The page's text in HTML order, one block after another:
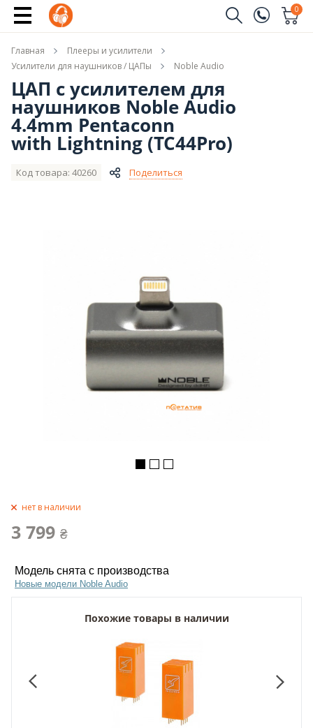
(096)
(044)
0
Имя
Телефон
Отправить
Главная
Плееры и усилители
Усилители для наушников / ЦАПы
Noble Audio
ЦАП с усилителем для
наушников Noble Audio
4.4mm Pentaconn
with Lightning (TC44Pro)
Код товара: 40260 Поделиться
нет в наличии
3 799 ₴
Модель снята с производства
Новые модели Noble Audio
Похожие товары в наличии